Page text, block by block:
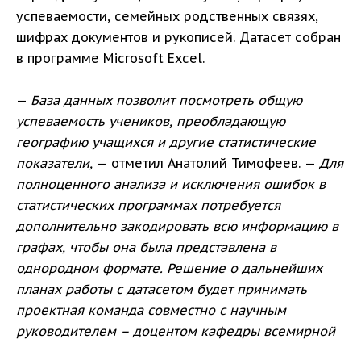
успеваемости, семейных родственных связях,
шифрах документов и рукописей. Датасет собран
в программе Microsoft Excel.
— База данных позволит посмотреть общую
успеваемость учеников, преобладающую
географию учащихся и другие статистические
показатели, — отметил Анатолий Тимофеев. — Для
полноценного анализа и исключения ошибок в
статистических программах потребуется
дополнительно закодировать всю информацию в
графах, чтобы она была представлена в
однородном формате. Решение о дальнейших
планах работы с датасетом будет принимать
проектная команда совместно с научным
руководителем – доцентом кафедры всемирной